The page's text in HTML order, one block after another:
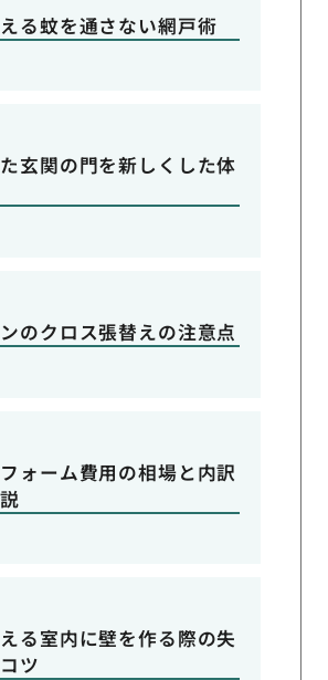
る蚊を通さない網戸術
玄関の門を新しくした体
のクロス張替えの注意点
ォーム費用の相場と内訳
る室内に壁を作る際の失
ツ